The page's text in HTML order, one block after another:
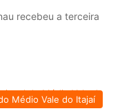
recebeu a terceira
Médio Vale do Itajaí